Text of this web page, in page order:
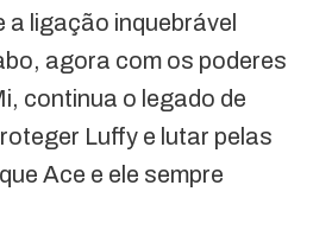
a ligação inquebrável
agora com os poderes
continua o legado de
Luffy e lutar pelas
Ace e ele sempre